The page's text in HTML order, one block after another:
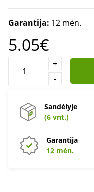
Garantija: 12 mėn.
5.05€
+
-
Sandėlyje
(6 vnt.)
Garantija
12 mėn.